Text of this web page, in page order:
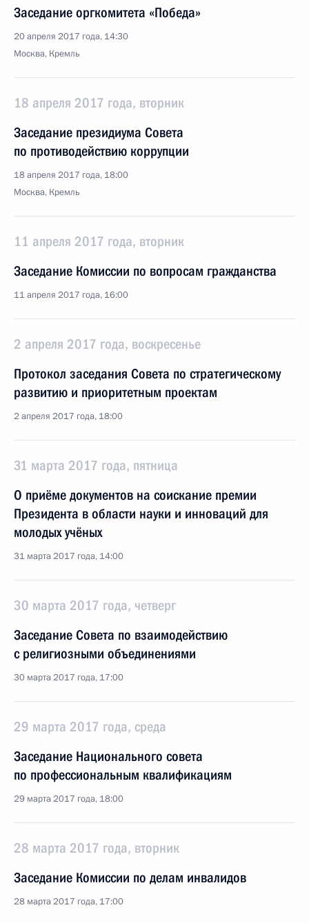
Заседание оргкомитета «Победа»
20 апреля 2017 года, 14:30
Москва, Кремль
18 апреля 2017 года, вторник
Заседание президиума Совета
по противодействию коррупции
18 апреля 2017 года, 18:00
Москва, Кремль
11 апреля 2017 года, вторник
Заседание Комиссии по вопросам гражданства
11 апреля 2017 года, 16:00
2 апреля 2017 года, воскресенье
Протокол заседания Совета по стратегическому
развитию и приоритетным проектам
2 апреля 2017 года, 18:00
31 марта 2017 года, пятница
О приёме документов на соискание премии
Президента в области науки и инноваций для
молодых учёных
31 марта 2017 года, 14:00
30 марта 2017 года, четверг
Заседание Совета по взаимодействию
с религиозными объединениями
30 марта 2017 года, 17:00
29 марта 2017 года, среда
Заседание Национального совета
по профессиональным квалификациям
29 марта 2017 года, 18:00
28 марта 2017 года, вторник
Заседание Комиссии по делам инвалидов
28 марта 2017 года, 17:00